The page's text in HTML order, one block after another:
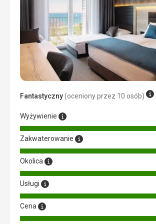
Odpowiada gwiazdom - czysto i ładnie
Spełnia oczekiwania - super, wszyscy są
uprzejmi i pomocni
Ta recenzja została automatycznie
pomocą Google Translate
Fantastyczny(oceniony przez 10 osób)
Wyżywienie
Zakwaterowanie
Okolica
Usługi
Cena